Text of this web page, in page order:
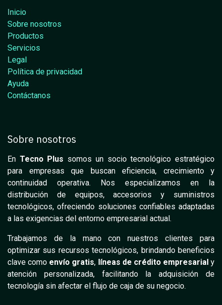
Inicio
Sobre nosotros
Productos
Servicios
Legal
Política de privacidad
Ayuda
Contáctanos
Sobre nosotros
En Tecno Plus somos un socio tecnológico estratégico
para empresas que buscan eficiencia, crecimiento y
continuidad operativa. Nos especializamos en la
distribución de equipos, accesorios y suministros
tecnológicos, ofreciendo soluciones confiables adaptadas
a las exigencias del entorno empresarial actual.
Trabajamos de la mano con nuestros clientes para
optimizar sus recursos tecnológicos, brindando beneficios
clave como envío gratis, líneas de crédito empresarial y
atención personalizada, facilitando la adquisición de
tecnología sin afectar el flujo de caja de su negocio.